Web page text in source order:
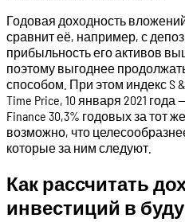
Годовая доходность
сравнит её, например, с
прибыльность его активов
поэтому выгоднее
способом. При этом индекс S &
Time Price, 10 января 2021 года
Finance 30,3% годовых за тот
возможно, что
которые за ним следуют.
Как рассчитать
инвестиций в